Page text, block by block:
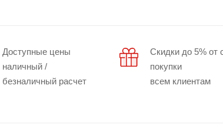
Доступные цены
наличный /
безналичный расчет
Скидки до 5% от
покупки
всем клиентам